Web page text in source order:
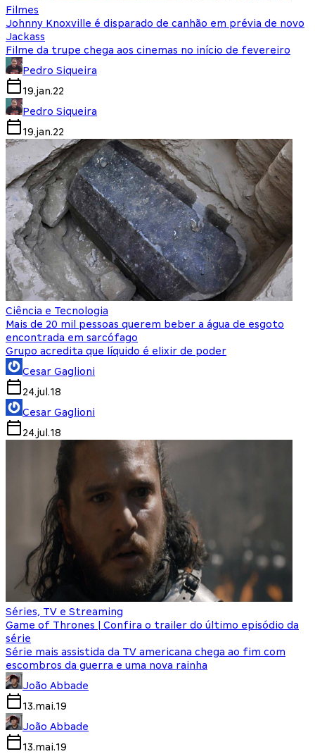
Filmes
Johnny Knoxville é disparado de canhão em prévia de novo
Jackass
Filme da trupe chega aos cinemas no início de fevereiro
Pedro Siqueira
19.jan.22
Pedro Siqueira
19.jan.22
Ciência e Tecnologia
Mais de 20 mil pessoas querem beber a água de esgoto
encontrada em sarcófago
Grupo acredita que líquido é elixir de poder
Cesar Gaglioni
24.jul.18
Cesar Gaglioni
24.jul.18
Séries, TV e Streaming
Game of Thrones | Confira o trailer do último episódio da
série
Série mais assistida da TV americana chega ao fim com
escombros da guerra e uma nova rainha
João Abbade
13.mai.19
João Abbade
13.mai.19